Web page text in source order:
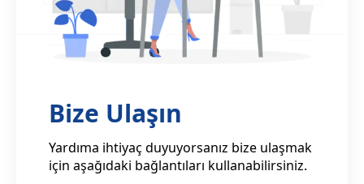
Bize Ulaşın
Yardıma ihtiyaç duyuyorsanız bize ulaşmak
için aşağıdaki bağlantıları kullanabilirsiniz.